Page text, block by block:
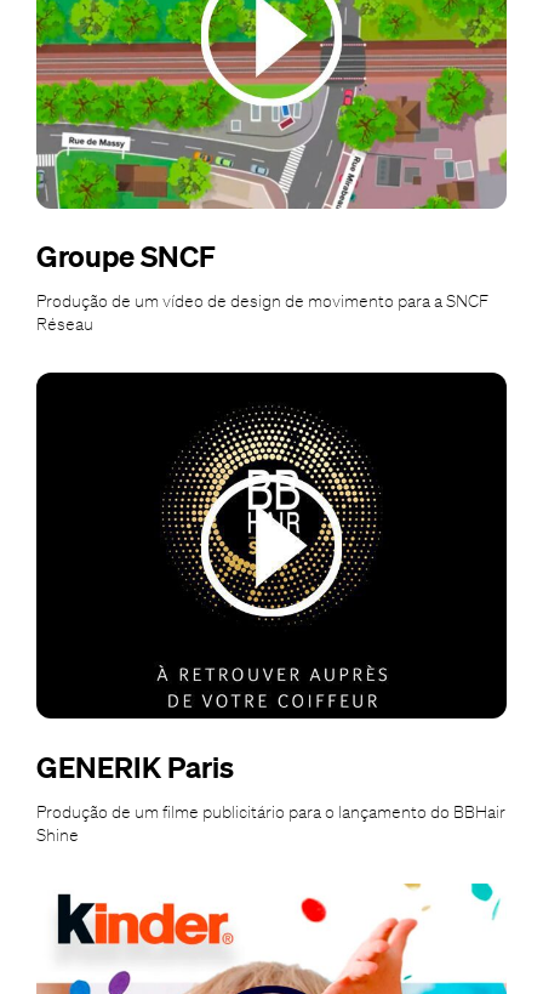
Groupe SNCF
Produção de um vídeo de design de movimento para a SNCF
Réseau
GENERIK Paris
Produção de um filme publicitário para o lançamento do BBHair
Shine